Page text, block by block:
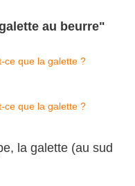
au beurre"
la galette (au sud